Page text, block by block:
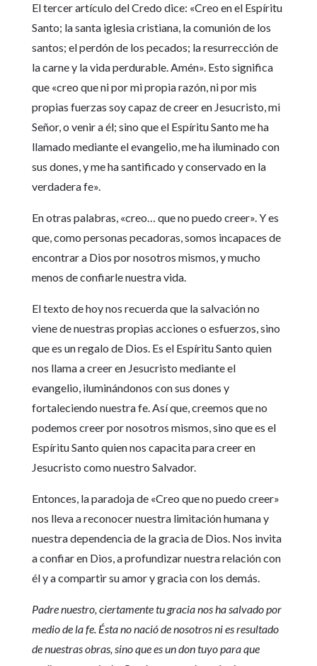
El tercer artículo del Credo dice: «Creo en el Espíritu
Santo; la santa iglesia cristiana, la comunión de los
santos; el perdón de los pecados; la resurrección de
la carne y la vida perdurable. Amén». Esto significa
que «creo que ni por mi propia razón, ni por mis
propias fuerzas soy capaz de creer en Jesucristo, mi
Señor, o venir a él; sino que el Espíritu Santo me ha
llamado mediante el evangelio, me ha iluminado con
sus dones, y me ha santificado y conservado en la
verdadera fe».
En otras palabras, «creo… que no puedo creer». Y es
que, como personas pecadoras, somos incapaces de
encontrar a Dios por nosotros mismos, y mucho
menos de confiarle nuestra vida.
El texto de hoy nos recuerda que la salvación no
viene de nuestras propias acciones o esfuerzos, sino
que es un regalo de Dios. Es el Espíritu Santo quien
nos llama a creer en Jesucristo mediante el
evangelio, iluminándonos con sus dones y
fortaleciendo nuestra fe. Así que, creemos que no
podemos creer por nosotros mismos, sino que es el
Espíritu Santo quien nos capacita para creer en
Jesucristo como nuestro Salvador.
Entonces, la paradoja de «Creo que no puedo creer»
nos lleva a reconocer nuestra limitación humana y
nuestra dependencia de la gracia de Dios. Nos invita
a confiar en Dios, a profundizar nuestra relación con
él y a compartir su amor y gracia con los demás.
Padre nuestro, ciertamente tu gracia nos ha salvado por
medio de la fe. Ésta no nació de nosotros ni es resultado
de nuestras obras, sino que es un don tuyo para que